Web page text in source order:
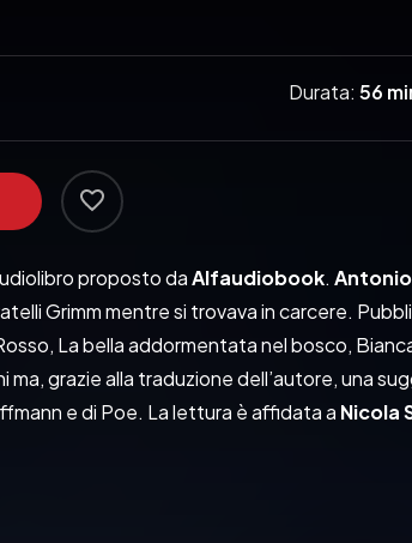
Durata: 56
proposto da Alfaudiobook.
Grimm mentre si trovava in carcere.
La bella addormentata nel bosco,
ma, grazie alla traduzione dell’autore, una
e di Poe. La lettura è affidata a Nicola